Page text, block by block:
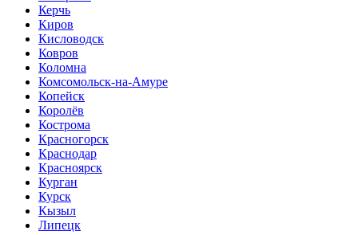
Керчь
Киров
Кисловодск
Ковров
Коломна
Комсомольск-на-Амуре
Копейск
Королёв
Кострома
Красногорск
Краснодар
Красноярск
Курган
Курск
Кызыл
Липецк